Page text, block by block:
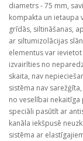
diametrs - 75 mm,
kompakta un ietaupa
grīdās, siltināšanas,
ar siltumizolācijas
elementus var
izvairīties no
skaita, nav
sistēma nav
no veselībai nekaitīga
speciāli pasūtīt ar
kanāla iekšpusē
sistēma ar